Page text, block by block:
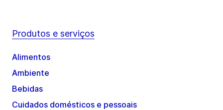
Produtos e serviços
Alimentos
Ambiente
Bebidas
Cuidados domésticos e pessoais